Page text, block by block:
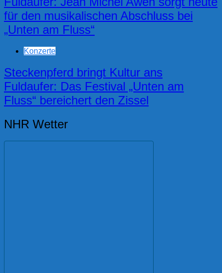
für den musikalischen Abschluss bei
„Unten am Fluss“
Konzerte
Steckenpferd bringt Kultur ans
Fuldaufer: Das Festival „Unten am
Fluss“ bereichert den Zissel
NHR Wetter